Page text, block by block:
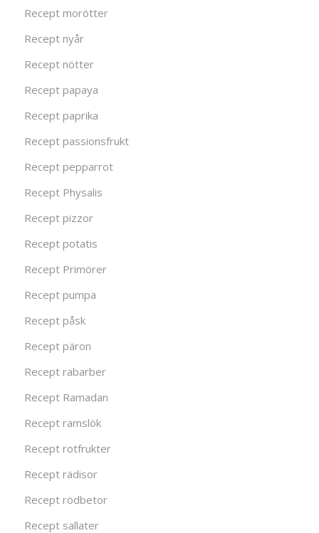
Recept morötter
Recept nyår
Recept nötter
Recept papaya
Recept paprika
Recept passionsfrukt
Recept pepparrot
Recept Physalis
Recept pizzor
Recept potatis
Recept Primörer
Recept pumpa
Recept påsk
Recept päron
Recept rabarber
Recept Ramadan
Recept ramslök
Recept rotfrukter
Recept rädisor
Recept rödbetor
Recept sallater